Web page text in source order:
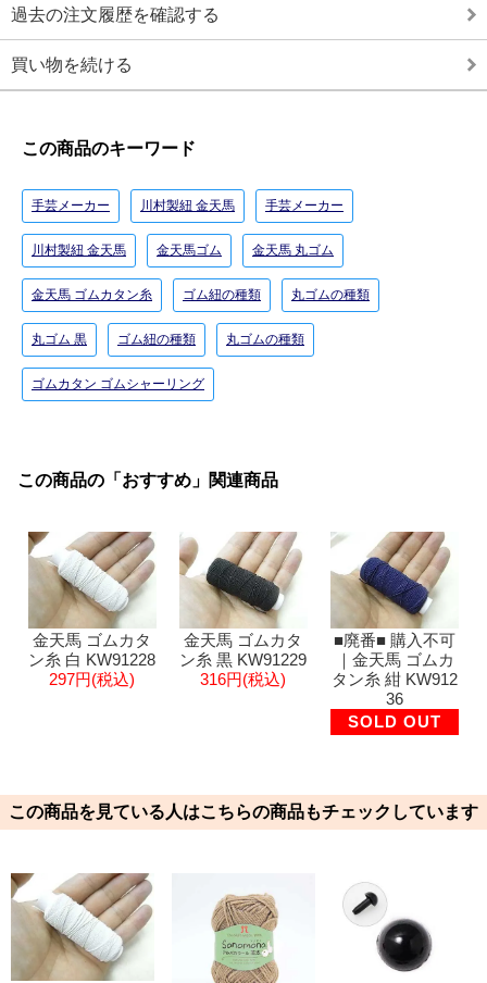
過去の注文履歴を確認する
買い物を続ける
この商品のキーワード
手芸メーカー 川村製紐 金天馬 手芸メーカー
川村製紐 金天馬 金天馬ゴム 金天馬 丸ゴム
金天馬 ゴムカタン糸 ゴム紐の種類 丸ゴムの種類
丸ゴム 黒 ゴム紐の種類 丸ゴムの種類
ゴムカタン ゴムシャーリング
この商品の「おすすめ」関連商品
金天馬 ゴムカタ
ン糸 白 KW91228
297円(税込)
金天馬 ゴムカタ
ン糸 黒 KW91229
316円(税込)
■廃番■ 購入不可
｜金天馬 ゴムカ
タン糸 紺 KW912
36
SOLD OUT
この商品を見ている人はこちらの商品もチェックしています